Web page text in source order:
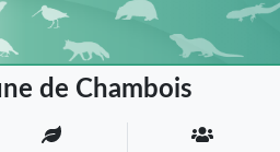
de Chambois